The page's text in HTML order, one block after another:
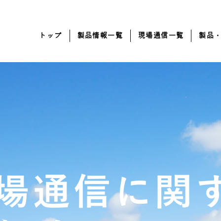
トップ 製品情報一覧 現場通信一覧 製品
通信に関